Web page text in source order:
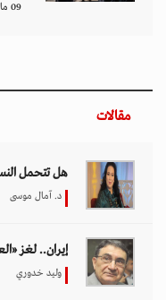
09 مارس 2026 - 14:09
مقالات
هل تتحمل النساء
د. آمال موسى
إيران.. لغز
وليد خدوري